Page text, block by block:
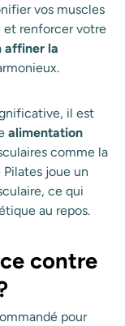
vos muscles
et renforcer votre
affiner la
il est
alimentation
comme la
joue un
ce qui
au repos.
contre
pour